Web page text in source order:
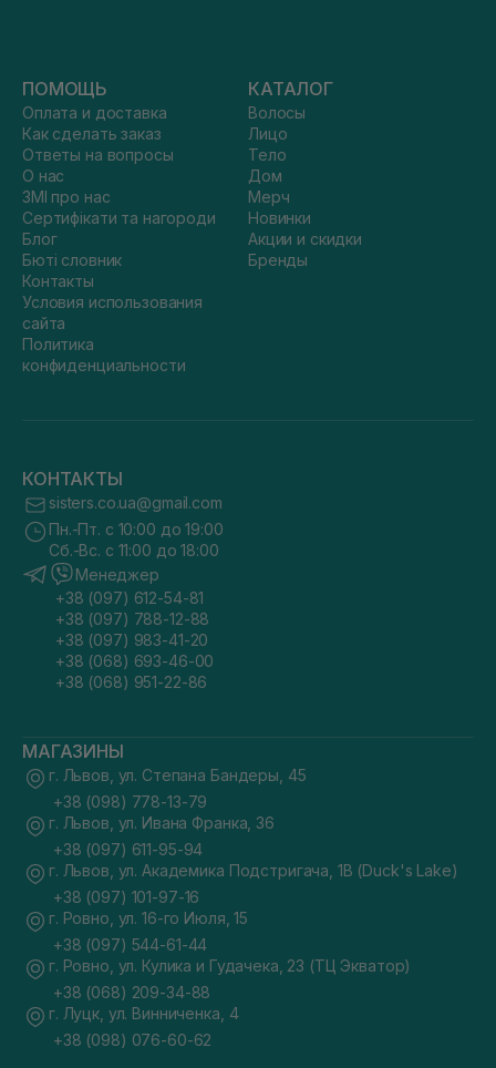
ПОМОЩЬ
Оплата и доставка
Как сделать заказ
Ответы на вопросы
О нас
ЗМІ про нас
Сертифікати та нагороди
Блог
Бюті словник
Контакты
Условия использования
сайта
Политика
конфиденциальности
КАТАЛОГ
Волосы
Лицо
Тело
Дом
Мерч
Новинки
Акции и скидки
Бренды
КОНТАКТЫ
sisters.co.ua@gmail.com
Пн.-Пт. с 10:00 до 19:00
Сб.-Вс. с 11:00 до 18:00
Менеджер
+38 (097) 612-54-81
+38 (097) 788-12-88
+38 (097) 983-41-20
+38 (068) 693-46-00
+38 (068) 951-22-86
МАГАЗИНЫ
г. Львов, ул. Степана Бандеры, 45
+38 (098) 778-13-79
г. Львов, ул. Ивана Франка, 36
+38 (097) 611-95-94
г. Львов, ул. Академика Подстригача, 1В (Duck's Lake)
+38 (097) 101-97-16
г. Ровно, ул. 16-го Июля, 15
+38 (097) 544-61-44
г. Ровно, ул. Кулика и Гудачека, 23 (ТЦ Экватор)
+38 (068) 209-34-88
г. Луцк, ул. Винниченка, 4
+38 (098) 076-60-62